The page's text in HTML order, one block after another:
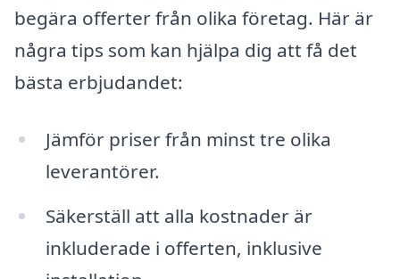
begära offerter från olika företag. Här är
några tips som kan hjälpa dig att få det
bästa erbjudandet:
Jämför priser från minst tre olika
leverantörer.
Säkerställ att alla kostnader är
inkluderade i offerten, inklusive